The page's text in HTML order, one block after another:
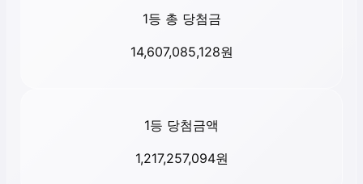
1등 총 당첨금
14,607,085,128원
1등 당첨금액
1,217,257,094원